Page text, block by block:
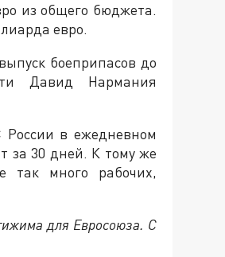
из общего бюджета.
евро.
боеприпасов до
Давид Нармания
в ежедневном
за 30 дней. К тому же
так много рабочих,
для Евросоюза. С